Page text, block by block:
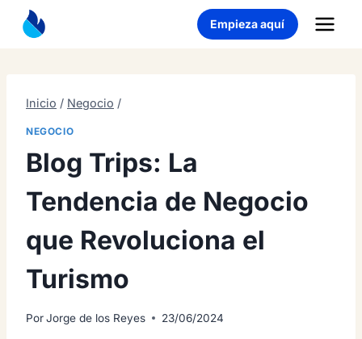
Saltar
Empieza aquí
Inicio / Negocio /
NEGOCIO
Blog Trips: La
Tendencia de Negocio
que Revoluciona el
Turismo
PorJorge de los Reyes 23/06/2024